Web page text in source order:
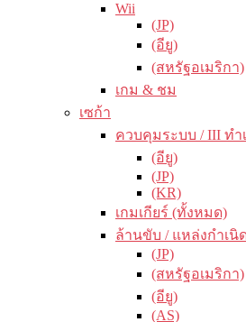
Wii
(JP)
(อียู)
(สหรัฐอเมริกา)
เกม & ชม
เซก้า
ควบคุมระบบ / III ทำ
(อียู)
(JP)
(KR)
เกมเกียร์ (ทั้งหมด)
ล้านขับ / แหล่งกำเนิ
(JP)
(สหรัฐอเมริกา)
(อียู)
(AS)